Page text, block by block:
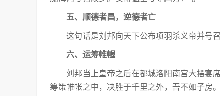
五、顺德者昌，逆德者亡
这句话是刘邦向天下公布项羽杀义帝并号
六、运筹帷幄
刘邦当上皇帝之后在都城洛阳南宫大摆宴
筹策帷帐之中，决胜于千里之外，吾不如子房